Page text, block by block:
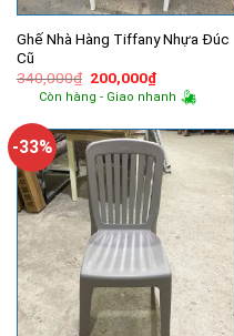
Ghế Nhà Hàng Tiffany Nhựa Đúc
Cũ
340,000₫ Giá
gốc
là:
200,000₫Giá
hiện
tại
200,000₫.
Còn hàng - Giao nhanh
-33%